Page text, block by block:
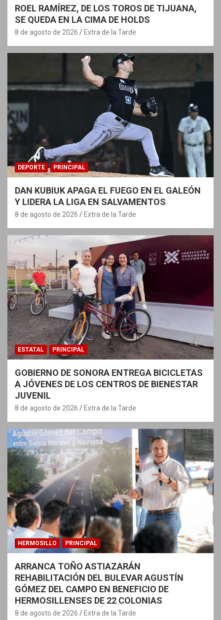
ROEL RAMÍREZ, DE LOS TOROS DE TIJUANA,
SE QUEDA EN LA CIMA DE HOLDS
8 de agosto de 2026 Extra de la Tarde
DEPORTE PRINCIPAL
DAN KUBIUK APAGA EL FUEGO EN EL GALEÓN
Y LIDERA LA LIGA EN SALVAMENTOS
8 de agosto de 2026 Extra de la Tarde
ESTATAL PRINCIPAL
GOBIERNO DE SONORA ENTREGA BICICLETAS
A JÓVENES DE LOS CENTROS DE BIENESTAR
JUVENIL
8 de agosto de 2026 Extra de la Tarde
HERMOSILLO PRINCIPAL
ARRANCA TOÑO ASTIAZARÁN
REHABILITACIÓN DEL BULEVAR AGUSTÍN
GÓMEZ DEL CAMPO EN BENEFICIO DE
HERMOSILLENSES DE 22 COLONIAS
8 de agosto de 2026 Extra de la Tarde